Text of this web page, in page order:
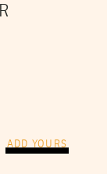
ADD YOURS